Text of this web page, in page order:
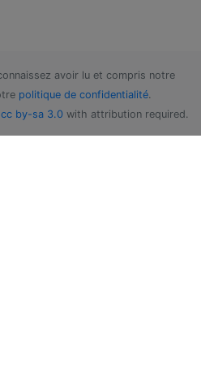
avoir lu et compris notre
politique de confidentialité.
cc by-sa 3.0 with attribution required.